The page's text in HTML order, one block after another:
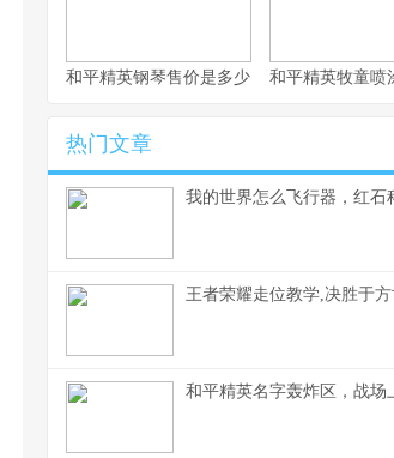
和平精英钢琴售价是多少，虚拟奢华的定价
和平精英牧童喷
热门文章
我的世界怎么飞行器，红石
王者荣耀走位教学,决胜于
和平精英名字轰炸区，战场